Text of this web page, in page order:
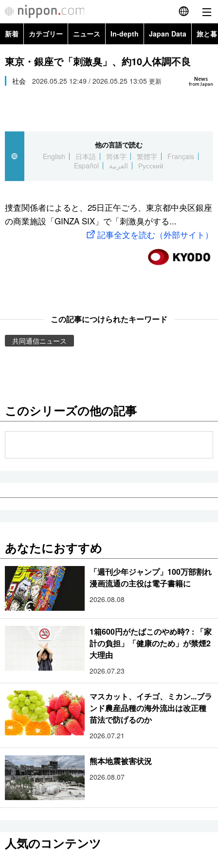
English
简体字
繁體字
العربية
社会
スポーツ・東京2020
旅と暮らし
Images
新着 カテゴリー ニュース In-depth Japan Data 旅と
政治・外交
経済・ビジネス
社会
文化
科学・技術
暮らし
Topics
Images
お知らせ
東京・銀座で「刺激臭」、約10人体調不良
News
from Japan
社会 2026.05.25 12:49 / 2026.05.25 13:05 更新
他の言語で読む
English
日本語 简体字 繁體字
Français
Español
العربية Русский
捜査関係者によると、25日正午ごろ、東京都中央区銀座
の商業施設「GINZA SIX」で「刺激臭がする...
記事全文を読む（外部サイト）
この記事につけられたキーワード
共同通信ニュース
このシリーズの他の記事
あなたにおすすめ
「週刊少年ジャンプ」100万部割れ
漫画流通の主役は電子書籍に
2026.08.08
1箱600円がたばこのやめ時? : 「家
計の負担」「健康のため」が禁煙2
大理由
2026.07.23
マスカット、イチゴ、ミカン...ブラ
ンド農産品種の海外流出は改正種
苗法で防げるのか
2026.07.21
熊本地震被害状況
2026.08.07
人気のコンテンツ